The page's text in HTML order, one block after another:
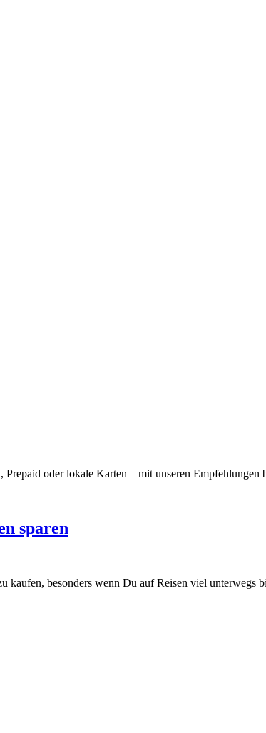
oder lokale Karten – mit unseren
sparen
kaufen, besonders wenn Du auf Reisen viel